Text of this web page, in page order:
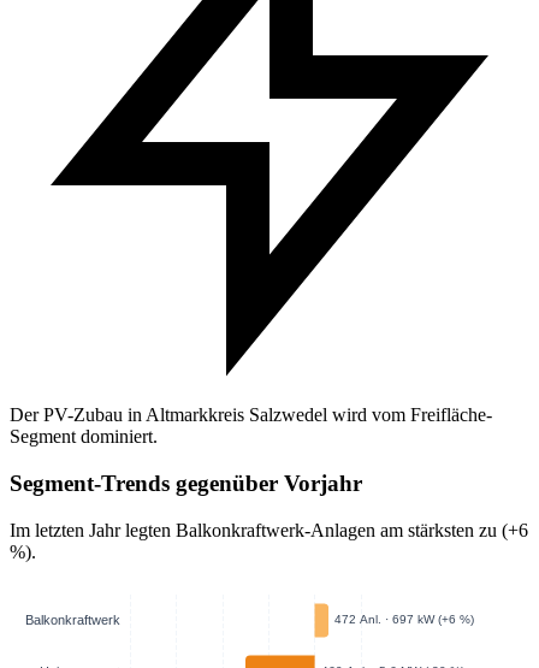
Der PV-Zubau in Altmarkkreis Salzwedel wird vom Freifläche-
Segment dominiert.
Segment-Trends gegenüber Vorjahr
Im letzten Jahr legten Balkonkraftwerk-Anlagen am stärksten zu (+6
%).